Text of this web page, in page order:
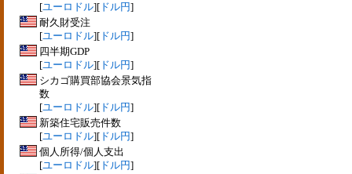
[ユーロドル][ ドル円]
耐久財受注
[ユーロドル][ ドル円]
四半期GDP
[ユーロドル][ ドル円]
シカゴ購買部協会景気指
数
[ユーロドル][ ドル円]
新築住宅販売件数
[ユーロドル][ ドル円]
個人所得/個人支出
[ユーロドル][ ドル円]